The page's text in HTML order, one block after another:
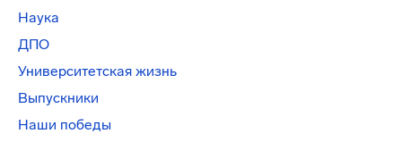
Наука
ДПО
Университетская жизнь
Выпускники
Наши победы